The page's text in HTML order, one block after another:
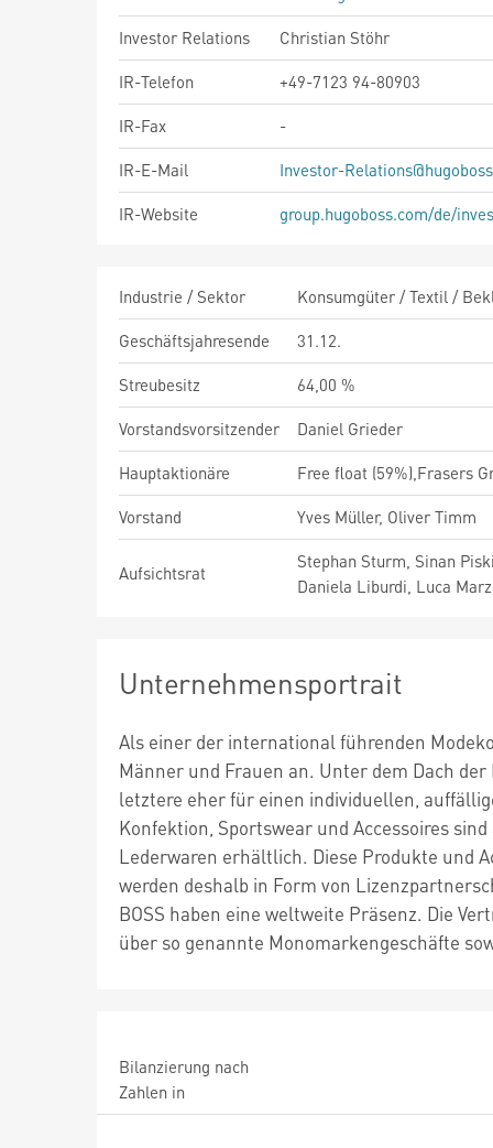
Investor Relations
Christian Stöhr
IR-Telefon
+49-7123 94-80903
IR-Fax
-
IR-E-Mail
Investor-
IR-Website
group.hugoboss.com/de/
Industrie / Sektor
Konsumgüter / Textil /
Geschäftsjahresende
31.12.
Streubesitz
64,00 %
Vorstandsvorsitzender
Daniel Grieder
Hauptaktionäre
Free float (59%),Frasers
Vorstand
Yves Müller, Oliver Timm
Aufsichtsrat
Stephan Sturm, Sinan
Daniela Liburdi, Luca
Unternehmensportrait
Als einer der international führenden
Männer und Frauen an. Unter dem Dach
letztere eher für einen individuellen,
Konfektion, Sportswear und Accessoires
Lederwaren erhältlich. Diese Produkte und
werden deshalb in Form von
BOSS haben eine weltweite Präsenz. Die
über so genannte Monomarkengeschäfte
Bilanzierung nach
Zahlen in